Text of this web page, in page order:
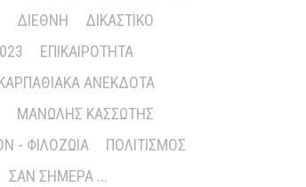
ΔΙΕΘΝΉ
ΔΙΚΑΣΤΙΚΌ
ΕΠΙΚΑΙΡΌΤΗΤΑ
ΑΝΈΚΔΟΤΑ
ΜΑΝΏΛΗΣ ΚΑΣΣΏΤΗΣ
- ΦΙΛΟΖΩΊΑ
ΠΟΛΙΤΙΣΜΌΣ
ΣΑΝ ΣΉΜΕΡΑ ...